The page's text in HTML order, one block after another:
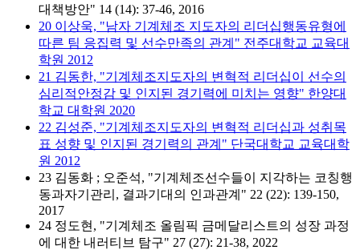
대책방안" 14 (14): 37-46, 2016
20 이상욱, "남자 기계체조 지도자의 리더십행동유형에
따른 팀 응집력 및 선수만족의 관계" 전주대학교 교육대
학원 2012
21 김동한, "기계체조지도자의 변혁적 리더십이 선수의
심리적안정감 및 인지된 경기력에 미치는 영향" 한양대
학교 대학원 2020
22 김성준, "기계체조지도자의 변혁적 리더십과 성취목
표 성향 및 인지된 경기력의 관계" 단국대학교 교육대학
원 2012
23 김동화 ; 오준석, "기계체조선수들이 지각하는 코칭행
동과자기관리, 결과기대의 인과관계" 22 (22): 139-150,
2017
24 정도현, "기계체조 올림픽 금메달리스트의 성장 과정
에 대한 내러티브 탐구" 27 (27): 21-38, 2022